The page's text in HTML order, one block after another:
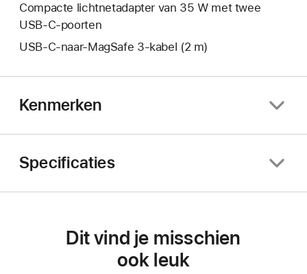
Compacte lichtnetadapter van 35 W met twee
USB‑C-poorten
USB‑C-naar-MagSafe 3-kabel (2 m)
Kenmerken
Specificaties
Dit vind je misschien
ook leuk